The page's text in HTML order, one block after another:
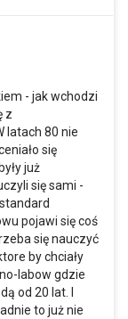
- jak wchodzi
z
latach 80 nie
się
już
się sami -
pojawi się coś
się nauczyć
by chciały
labow gdzie
od 20 lat. I
to już nie